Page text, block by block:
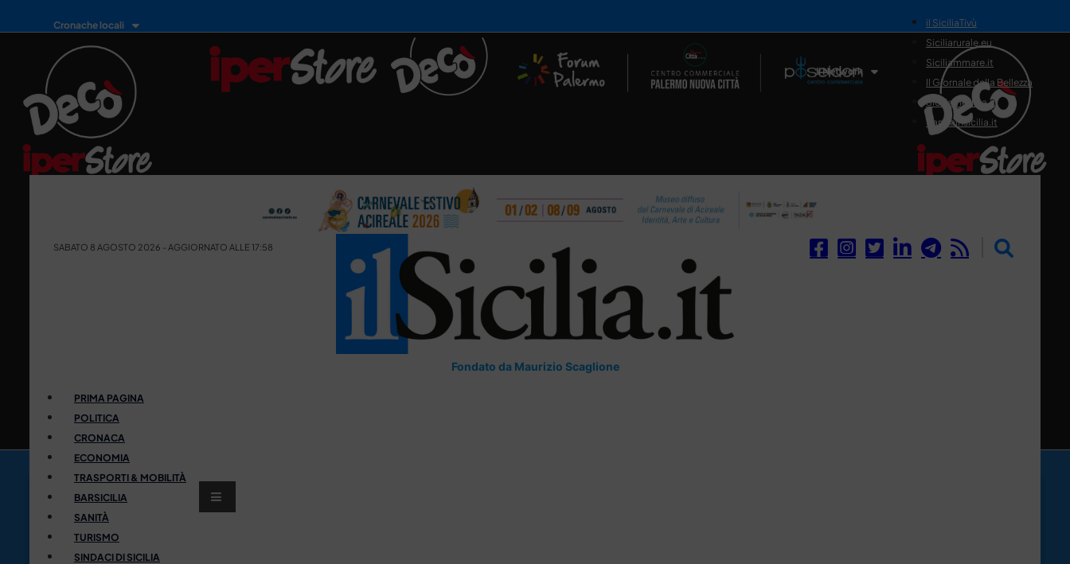
Cronache locali
Il Network
il SiciliaTivù
Siciliarurale.eu
Siciliammare.it
Il Giornale della Bellezza
Siciliamedica.it
Sanitainsicilia.it
SABATO 8 AGOSTO 2026 - AGGIORNATO ALLE 17:58
Fondato da Maurizio Scaglione
PRIMA PAGINA
POLITICA
CRONACA
ECONOMIA
TRASPORTI & MOBILITÀ
BARSICILIA
SANITÀ
TURISMO
SINDACI DI SICILIA